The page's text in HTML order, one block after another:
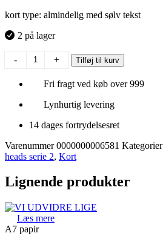
kort type: almindelig med sølv tekst
2 på lager
-
med
tekst
+ Tilføj til kurv
Fri fragt ved køb over 999
Lynhurtig levering
14 dages fortrydelsesret
Varenummer0000000006581 Kategorier
heads serie 2, Kort
Lignende produkter
Læs mere
A7 papir